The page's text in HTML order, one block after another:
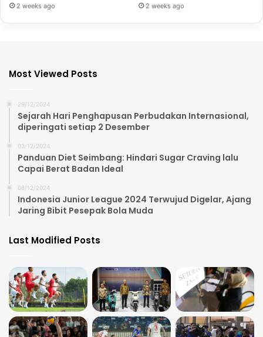
2 weeks ago 2 weeks ago
Most Viewed Posts
29/12/2024
Sejarah Hari Penghapusan Perbudakan Internasional,
diperingati setiap 2 Desember
03/12/2024
Panduan Diet Seimbang: Hindari Sugar Craving lalu
Capai Berat Badan Ideal
08/12/2024
Indonesia Junior League 2024 Terwujud Digelar, Ajang
Jaring Bibit Pesepak Bola Muda
Last Modified Posts